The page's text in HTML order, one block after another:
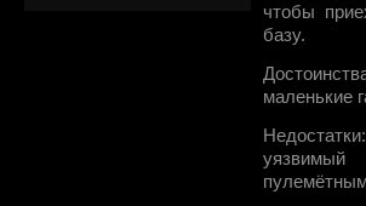
чтобы
базу.
маленькие